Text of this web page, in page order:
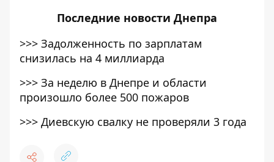
Последние новости Днепра
>>> Задолженность по зарплатам
снизилась на 4 миллиарда
>>> За неделю в Днепре и области
произошло более 500 пожаров
>>> Диевскую свалку не проверяли 3 года